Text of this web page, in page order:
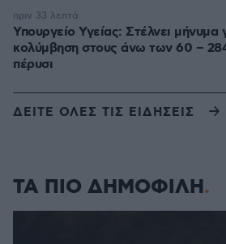
Υπουργείο Υγείας: Στέλνει μήνυμα
κολύμβηση στους άνω των 60 –
πέρυσι
πριν 33 λεπτά
ΔΕΙΤΕ ΟΛΕΣ ΤΙΣ ΕΙΔΗΣΕΙΣ
ΤΑ ΠΙΟ ΔΗΜΟΦΙΛΗ